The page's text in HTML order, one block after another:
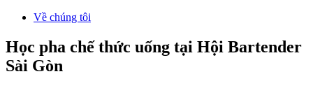
Về chúng tôi
Học pha chế thức uống tại Hội Bartender
Sài Gòn